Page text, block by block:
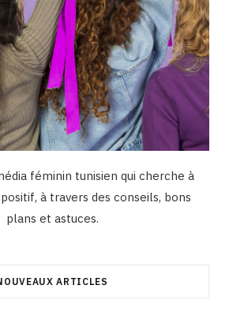
féminin tunisien qui cherche à
à travers des conseils, bons
plans et astuces.
ARTICLES